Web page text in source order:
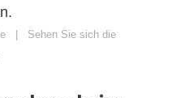
| Sehen Sie sich die